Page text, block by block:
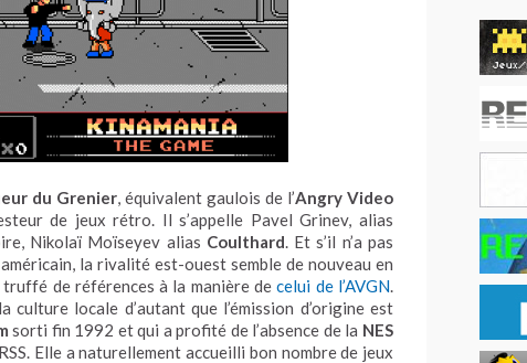
du Grenier, équivalent gaulois de l’Angry Video
de jeux rétro. Il s’appelle Pavel Grinev, alias
Nikolaï Moïseyev alias Coulthard.Et s’il n’a pas
la rivalité est-ouest semble de nouveau en
de références à la manière decelui de l’AVGN.
culture locale d’autant que l’émission d’origine est
sorti fin 1992 et qui a profité de l’absence de la NES
Elle a naturellement accueilli bon nombre de jeux